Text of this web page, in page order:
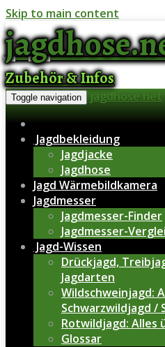
Skip to main content
Zubehör & Infos
Toggle navigation jagdhose.net
Jagdbekleidung
Jagdjacke
Jagdhose
Jagd Wärmebildkamera
Jagdmesser
Jagdmesser-Finder
Jagdmesser-
Jagd-Wissen
Drückjagd,
Jagdarten
Wildschweinjagd:
Schwarzwildjagd /
Rotwildjagd: Alles
Glossar